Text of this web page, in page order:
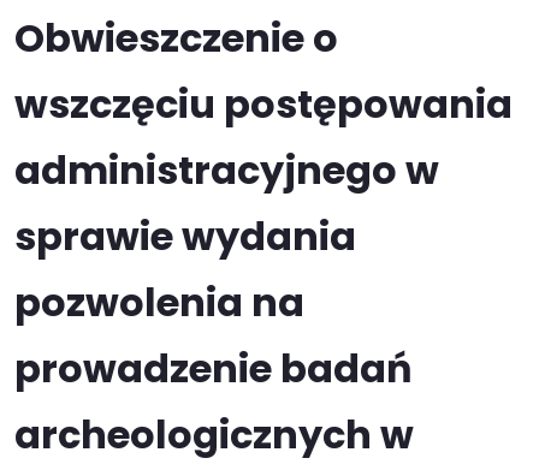
Obwieszczenie o
wszczęciu postępowania
administracyjnego w
sprawie wydania
pozwolenia na
prowadzenie badań
archeologicznych w